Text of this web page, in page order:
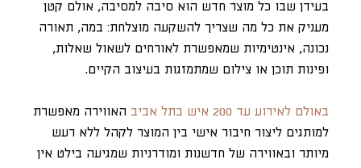
בעידן שבו כל מוצר חדש הוא סיבה למסיבה, אולם קטן
מעניק את כל מה שצריך להשקעה מוצלחת: במה, תאורה
נכונה, אינטימיות שמאפשרת לאורחים לשאול שאלות,
ופינות תוכן או צילום שמתמזגות בעיצוב הקיים.
באולם לאירוע עד 200 איש בתל אביב
האווירה מאפשרת
למותגים ליצור חיבור אישי בין המוצר לקהל ללא רעש
מיותר ובאווירה של חדשנות ומודרניות שמגיעה בילט אין